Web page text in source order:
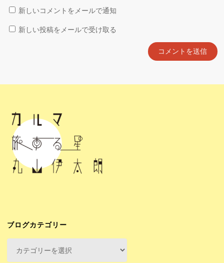
新しいコメントをメールで通知
新しい投稿をメールで受け取る
ブログカテゴリー